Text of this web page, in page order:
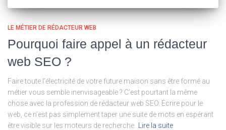
LE MÉTIER DE RÉDACTEUR WEB
Pourquoi faire appel à un rédacteur
web SEO ?
Faire toute l’électricité de votre future maison sans être formé au
métier vous semble inenvisageable ? C’est pourtant la même
chose avec la profession de rédacteur web SEO. Écrire pour le
web, ce n’est pas simplement taper une suite de mots en espérant
être visible sur les moteurs de recherche.
Lire la suite